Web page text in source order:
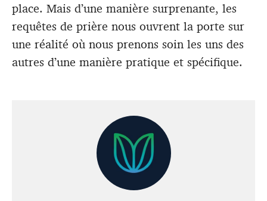
place. Mais d’une manière surprenante, les
requêtes de prière nous ouvrent la porte sur
une réalité où nous prenons soin les uns des
autres d’une manière pratique et spécifique.